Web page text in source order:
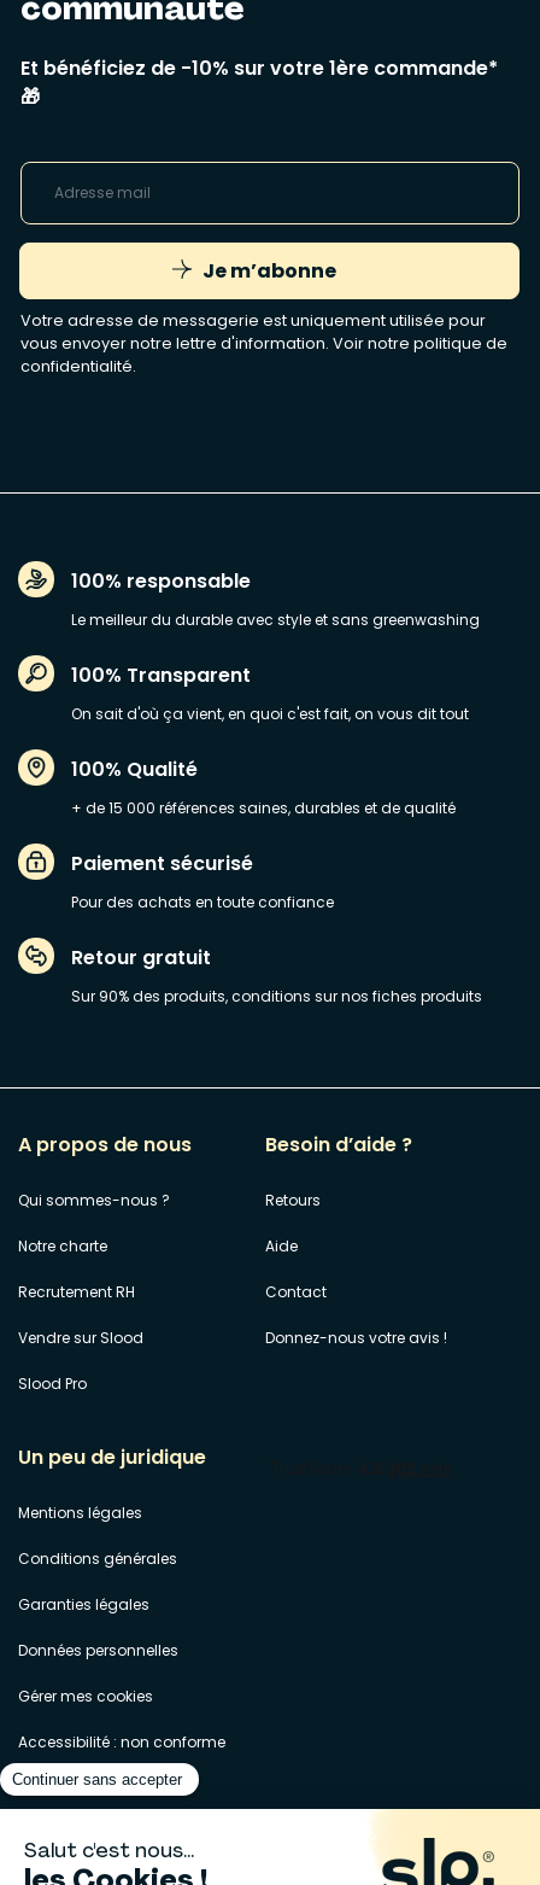
Et bénéficiez de -10% sur votre 1ère commande*
🎁
Je m’abonne
Votre adresse de messagerie est uniquement utilisée pour
vous envoyer notre lettre d'information. Voir notre politique de
confidentialité.
100% responsable
Le meilleur du durable avec style et sans greenwashing
100% Transparent
On sait d'où ça vient, en quoi c'est fait, on vous dit tout
100% Qualité
+ de 15 000 références saines, durables et de qualité
Paiement sécurisé
Pour des achats en toute confiance
Retour gratuit
Sur 90% des produits, conditions sur nos fiches produits
A propos de nous
Qui sommes-nous ?
Notre charte
Recrutement RH
Vendre sur Slood
Slood Pro
Besoin d’aide ?
Retours
Aide
Contact
Donnez-nous votre avis !
Un peu de juridique
Mentions légales
Conditions générales
Garanties légales
Données personnelles
Gérer mes cookies
Accessibilité : non conforme